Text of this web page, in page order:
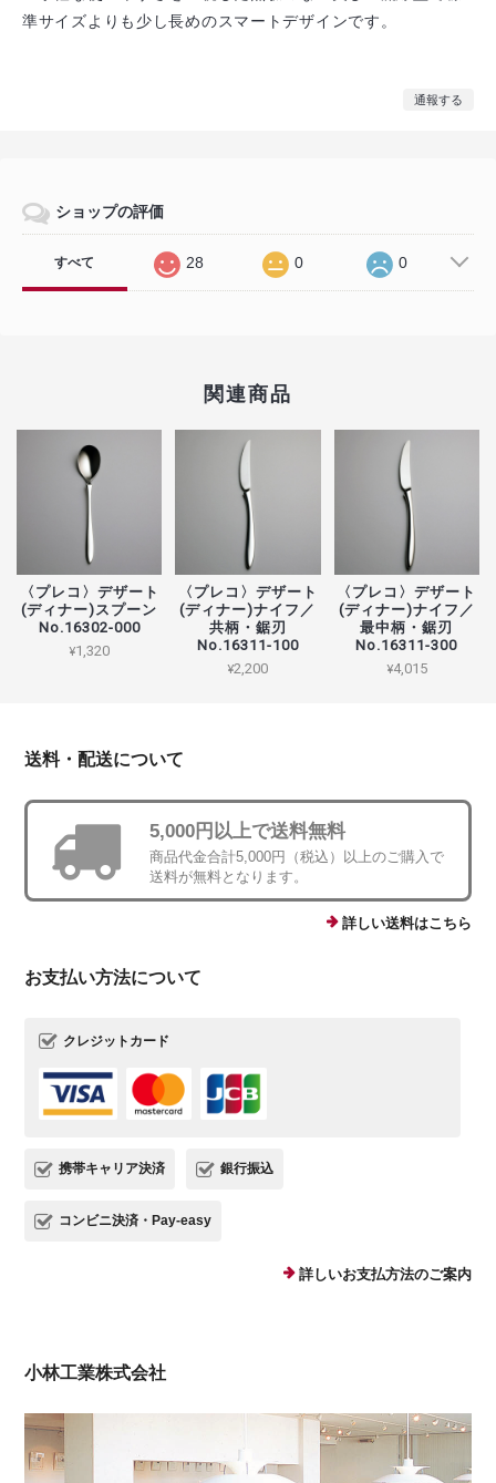
準サイズよりも少し長めのスマートデザインです。
通報する
ショップの評価
すべて 28 0 0
関連商品
〈プレコ〉デザート
(ディナー)スプーン
No.16302-000
¥1,320
〈プレコ〉デザート
(ディナー)ナイフ／
共柄・鋸刃
No.16311-100
¥2,200
〈プレコ〉デザート
(ディナー)ナイフ／
最中柄・鋸刃
No.16311-300
¥4,015
送料・配送について
5,000円以上で送料無料
商品代金合計5,000円（税込）以上のご購入で
送料が無料となります。
詳しい送料はこちら
お支払い方法について
クレジットカード
携帯キャリア決済 銀行振込
コンビニ決済・Pay-easy
詳しいお支払方法のご案内
小林工業株式会社